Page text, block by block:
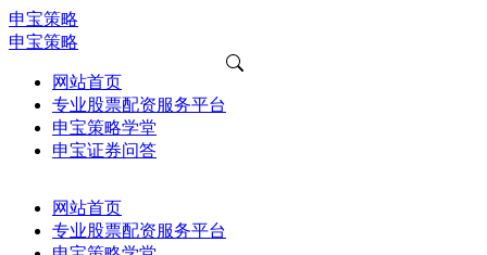
申宝策略
申宝策略
网站首页
专业股票配资服务平台
申宝策略学堂
申宝证券问答
网站首页
专业股票配资服务平台